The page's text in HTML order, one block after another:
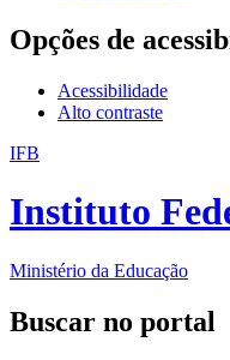
Opções de
Acessibilidade
Alto contraste
IFB
Instituto
Ministério da Educação
Buscar no portal